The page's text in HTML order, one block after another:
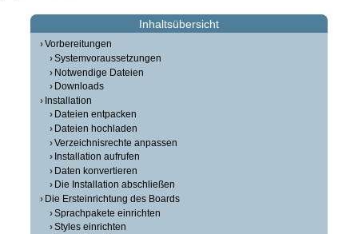
Inhaltsübersicht
Vorbereitungen
Systemvoraussetzungen
Notwendige Dateien
Downloads
Installation
Dateien entpacken
Dateien hochladen
Verzeichnisrechte anpassen
Installation aufrufen
Daten konvertieren
Die Installation abschließen
Die Ersteinrichtung des Boards
Sprachpakete einrichten
Styles einrichten